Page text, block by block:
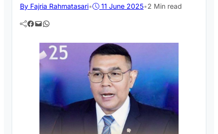
By Fajria Rahmatasari• 11 June 2025•2 Min read
Facebook Mail WhatsApp